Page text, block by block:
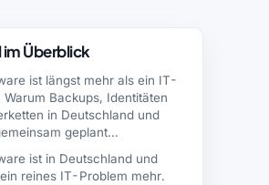
im Überblick
ist längst mehr als ein IT-
Warum Backups, Identitäten
in Deutschland und
geplant…
ist in Deutschland und
reines IT-Problem mehr.